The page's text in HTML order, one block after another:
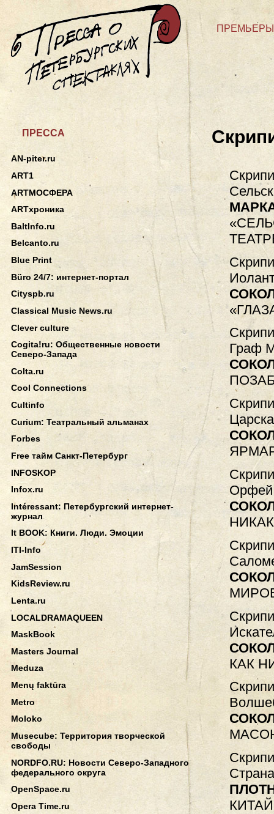
ПРЕМЬЕРЫ
Граф
Орфей
КАК
ПРЕССА
AN-piter.ru
ART1
ARTМОСФЕРА
ARTхроника
BaltInfo.ru
Belcanto.ru
Blue Print
Büro 24/7: интернет-портал
Cityspb.ru
Classical Music News.ru
Clever culture
Cogita!ru: Общественные новости
Северо-Запада
Colta.ru
Cool Connections
Cultinfo
Curium: Театральный альманах
Forbes
Free тайм Санкт-Петербург
INFOSKOP
Infox.ru
Intéressant: Петербургский интернет-
журнал
It BOOK: Книги. Люди. Эмоции
ITI-Info
JamSession
KidsReview.ru
Lenta.ru
LOCALDRAMAQUEEN
MaskBook
Masters Journal
Meduza
Menų faktūra
Metro
Moloko
Musecube: Территория творческой
свободы
NORDFO.RU: Новости Северо-Западного
федерального округа
OpenSpace.ru
Opera Time.ru